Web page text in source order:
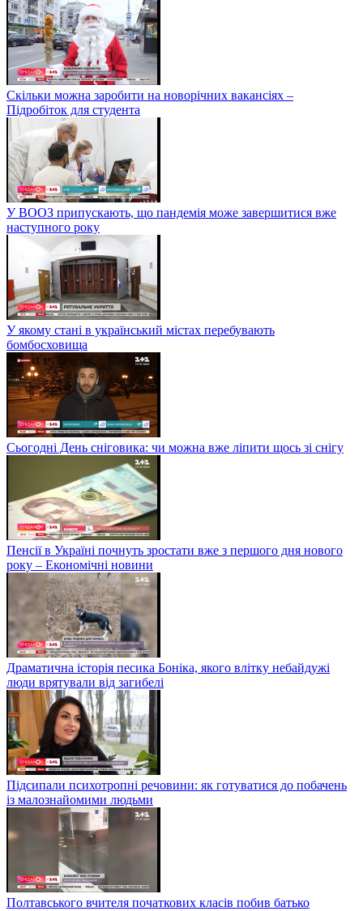
Скільки можна заробити на новорічних вакансіях –
Підробіток для студента
У ВООЗ припускають, що пандемія може завершитися вже
наступного року
У якому стані в український містах перебувають
бомбосховища
Сьогодні День сніговика: чи можна вже ліпити щось зі снігу
Пенсії в Україні почнуть зростати вже з першого дня нового
року – Економічні новини
Драматична історія песика Боніка, якого влітку небайдужі
люди врятували від загибелі
Підсипали психотропні речовини: як готуватися до побачень
із малознайомими людьми
Полтавського вчителя початкових класів побив батько